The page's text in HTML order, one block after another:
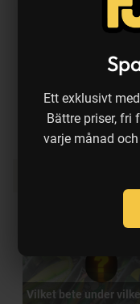
Ett exklusivt
Bättre priser, fri
varje månad
Revo X 702ML
1
Vilket bete under